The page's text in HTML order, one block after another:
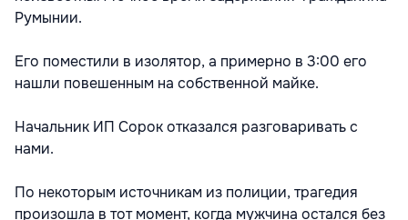
Румынии.
Его поместили в изолятор, а примерно в 3:00 его
нашли повешенным на собственной майке.
Начальник ИП Сорок отказался разговаривать с
нами.
По некоторым источникам из полиции, трагедия
произошла в тот момент, когда мужчина остался без